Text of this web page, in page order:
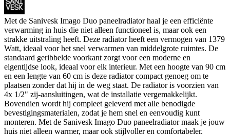
Met de Sanivesk Imago Duo paneelradiator haal je een efficiënte
verwarming in huis die niet alleen functioneel is, maar ook een
strakke uitstraling heeft. Deze radiator heeft een vermogen van 1379
Watt, ideaal voor het snel verwarmen van middelgrote ruimtes. De
standaard geribbelde voorkant zorgt voor een moderne en
eigentijdse look, ideaal voor elk interieur. Met een hoogte van 90 cm
en een lengte van 60 cm is deze radiator compact genoeg om te
plaatsen zonder dat hij in de weg staat. De radiator is voorzien van
4x 1/2" zij-aansluitingen, wat de installatie vergemakkelijkt.
Bovendien wordt hij compleet geleverd met alle benodigde
bevestigingsmaterialen, zodat je hem snel en eenvoudig kunt
monteren. Met de Sanivesk Imago Duo paneelradiator maak je jouw
huis niet alleen warmer, maar ook stijlvoller en comfortabeler.